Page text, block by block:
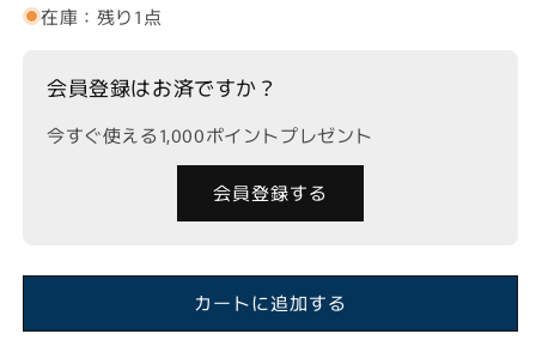
売
で
ま
ん
在庫：残り1点
会員登録はお済ですか？
今すぐ使える1,000ポイントプレゼント
会員登録する
カートに追加する